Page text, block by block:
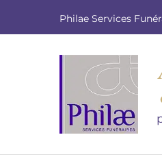
Philae Services